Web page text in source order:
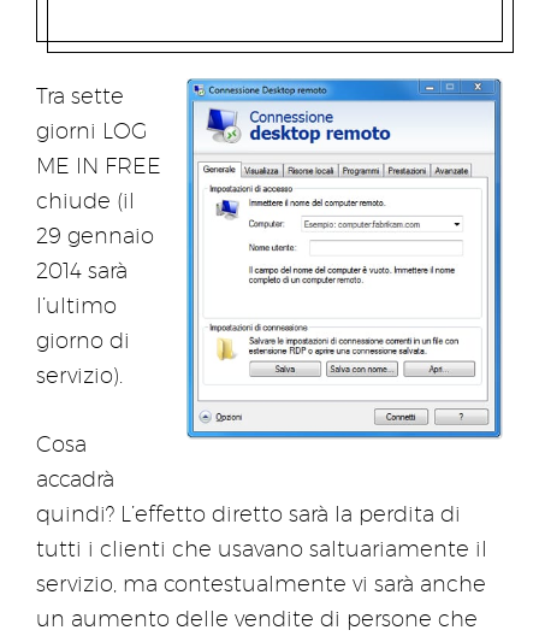
Tra sette
giorni LOG
ME IN FREE
chiude (il
29 gennaio
2014 sarà
l’ultimo
giorno di
servizio).
Cosa
accadrà
quindi? L’effetto diretto sarà la perdita di
tutti i clienti che usavano saltuariamente il
servizio, ma contestualmente vi sarà anche
un aumento delle vendite di persone che